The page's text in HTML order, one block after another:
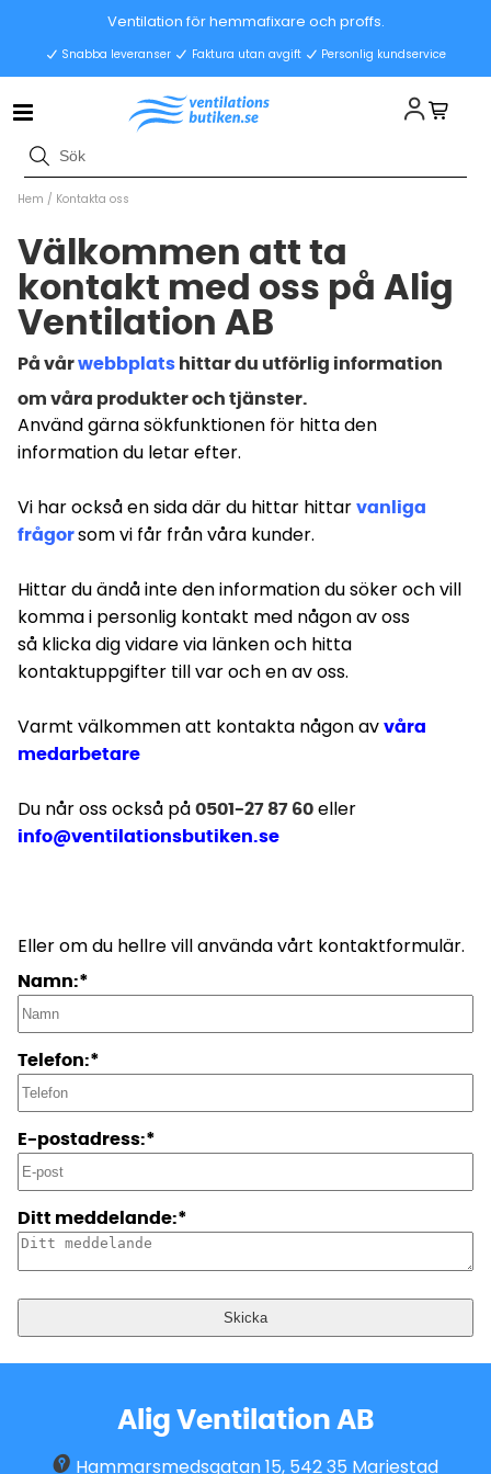
Ventilation för hemmafixare och proffs.
Snabba leveranser Faktura utan avgift Personlig kundservice
Hem / Kontakta oss
Välkommen att ta
kontakt med oss på Alig
Ventilation AB
På vårwebbplats hittar du utförlig information
om våra produkter och tjänster.
Använd gärna sökfunktionen för hitta den
information du letar efter.
Vi har också en sida där du hittar hittar vanliga
frågorsom vi får från våra kunder.
Hittar du ändå inte den information du söker och vill
komma i personlig kontakt med någon av oss
så klicka dig vidare via länken och hitta
kontaktuppgifter till var och en av oss.
Varmt välkommen att kontakta någon av våra
medarbetare
Du når oss också på 0501-27 87 60 eller
info@ventilationsbutiken.se
Eller om du hellre vill använda vårt kontaktformulär.
Namn:*
Telefon:*
E-postadress:*
Ditt meddelande:*
Alig Ventilation AB
Hammarsmedsgatan 15, 542 35 Mariestad